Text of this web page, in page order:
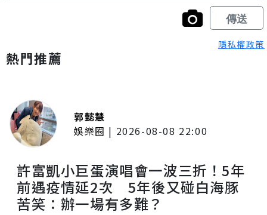
隱私權政策
熱門推薦
郭懿慧
娛樂圈 | 2026-08-08 22:00
許富凱小巨蛋演唱會一波三折！5年
前遇疫情延2次 5年後又碰白海豚
苦笑：辦一場有多難？